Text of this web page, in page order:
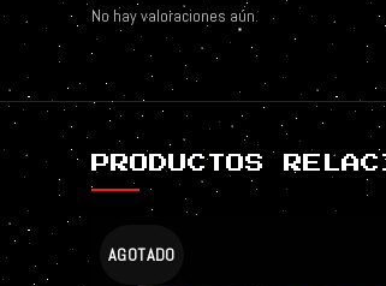
No hay valoraciones aún.
PRODUCTOS
AGOTADO